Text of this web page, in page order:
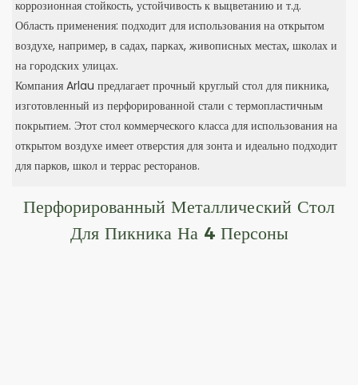
коррозионная стойкость, устойчивость к выцветанию и т.д.
Область применения: подходит для использования на открытом
воздухе, например, в садах, парках, живописных местах, школах и
на городских улицах.
Компания Arlau предлагает прочный круглый стол для пикника,
изготовленный из перфорированной стали с термопластичным
покрытием. Этот стол коммерческого класса для использования на
открытом воздухе имеет отверстия для зонта и идеально подходит
для парков, школ и террас ресторанов.
Перфорированный Металлический Стол
Для Пикника На 4 Персоны